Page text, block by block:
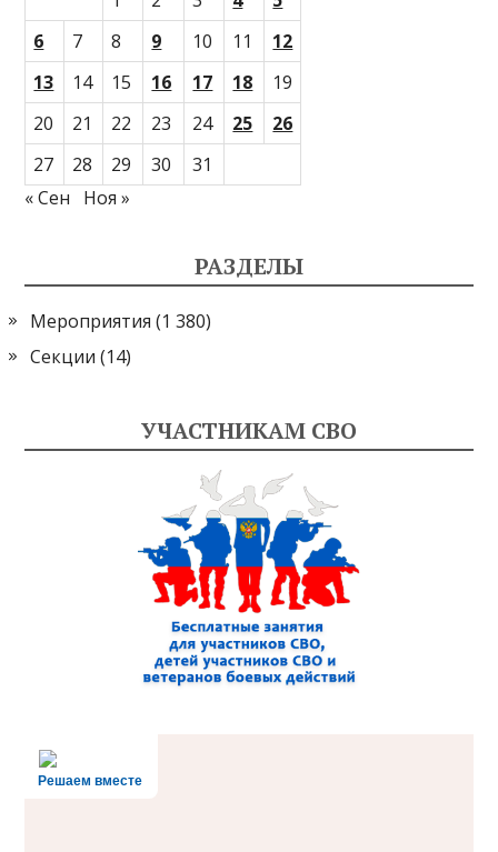
6
7 8 9 10 11
12
13
14 15 16 17 18
19
20
21 22 23 24 25
26
27
28 29 30
31
« Сен
Ноя »
РАЗДЕЛЫ
Мероприятия (1 380)
Секции (14)
УЧАСТНИКАМ СВО
Решаем вместе